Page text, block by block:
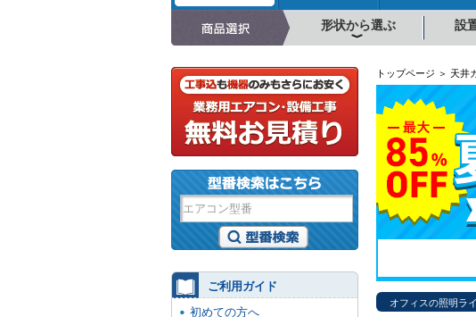
形状から選ぶ 設
トップページ ＞ 天井
オフィスの照明ラ
ご利用ガイド
初めての方へ